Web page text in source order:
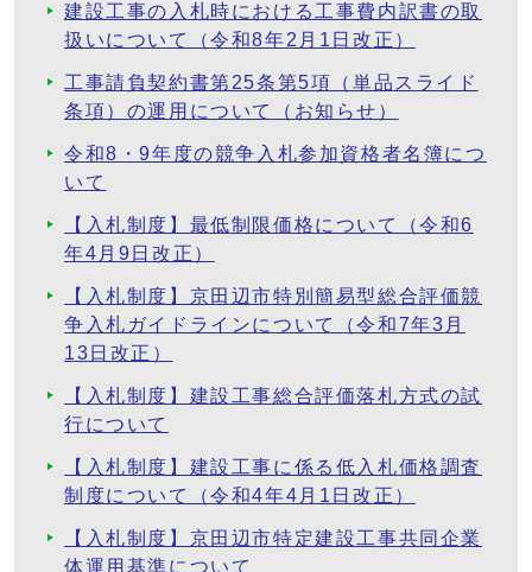
建設工事の入札時における工事費内訳書の取
扱いについて（令和8年2月1日改正）
工事請負契約書第25条第5項（単品スライド
条項）の運用について（お知らせ）
令和8・9年度の競争入札参加資格者名簿につ
いて
【入札制度】最低制限価格について（令和6
年4月9日改正）
【入札制度】京田辺市特別簡易型総合評価競
争入札ガイドラインについて（令和7年3月
13日改正）
【入札制度】建設工事総合評価落札方式の試
行について
【入札制度】建設工事に係る低入札価格調査
制度について（令和4年4月1日改正）
【入札制度】京田辺市特定建設工事共同企業
体運用基準について